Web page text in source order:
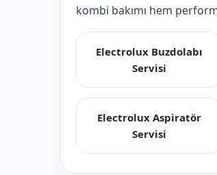
kombi bakımı hem
Electrolux Buzdolabı
Servisi
Electrolux Aspiratör
Servisi